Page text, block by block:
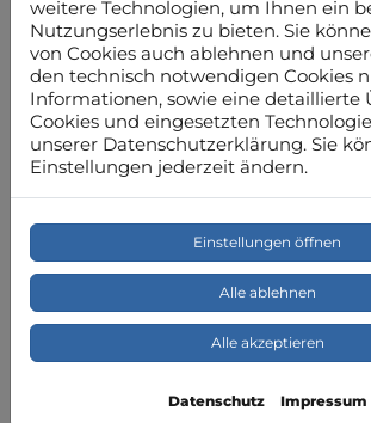
serienmäßig mit Wandprofil und
baulicher Situation gibt es auch
Befestigungsmöglichkeiten.
weitere Technologien, um Ihnen ein
Nutzungserlebnis zu bieten. Sie
von Cookies auch ablehnen und
den technisch notwendigen Cookies
Informationen, sowie eine detaillierte
Cookies und eingesetzten
unserer Datenschutzerklärung. Sie
Einstellungen jederzeit ändern.
Einstellungen öffnen
Alle ablehnen
Alle akzeptieren
Datenschutz Impressum